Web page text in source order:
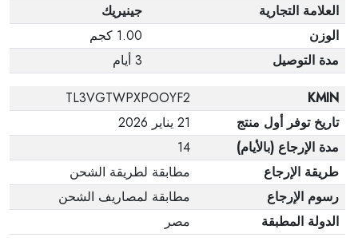
العلامة التجارية
جينيريك
الوزن
1.00 كجم
مدة التوصيل
3 أيام
KMIN
TL3VGTWPXPOOYF2
تاريخ توفر أول منتج
21 يناير 2026
مدة الإرجاع (بالأيام)
14
طريقة الإرجاع
مطابقة لطريقة الشحن
رسوم الإرجاع
مطابقة لمصاريف الشحن
الدولة المطبقة
مصر